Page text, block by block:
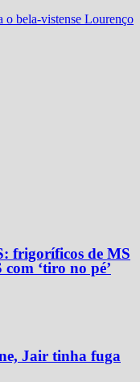
o bela-vistense Lourenço
frigoríficos de MS
‘tiro no pé’
Jair tinha fuga